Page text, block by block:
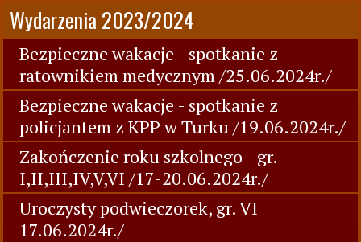
Wydarzenia 2023/2024
Bezpieczne wakacje - spotkanie z
ratownikiem medycznym /25.06.2024r./
Bezpieczne wakacje - spotkanie z
policjantem z KPP w Turku /19.06.2024r./
Zakończenie roku szkolnego - gr.
I,II,III,IV,V,VI /17-20.06.2024r./
Uroczysty podwieczorek, gr. VI
17.06.2024r./